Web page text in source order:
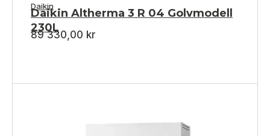
Daikin
Daikin Altherma 3 R 04 Golvmodell
230L
89 330,00 kr